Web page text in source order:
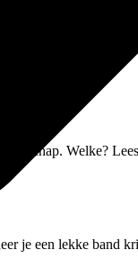
Welke?
je een lekke band